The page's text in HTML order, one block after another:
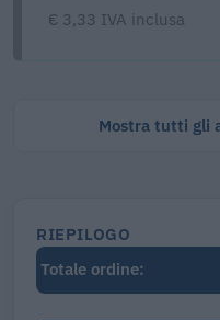
€ 3,33 IVA inclusa
Mostra tutti gli
RIEPILOGO
Totale ordine: